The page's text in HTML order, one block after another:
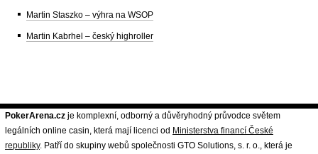
Martin Staszko – výhra na WSOP
Martin Kabrhel – český highroller
PokerArena.cz je komplexní, odborný a důvěryhodný průvodce světem
legálních online casin, která mají licenci od Ministerstva financí České
republiky. Patří do skupiny webů společnosti GTO Solutions, s. r. o., která je